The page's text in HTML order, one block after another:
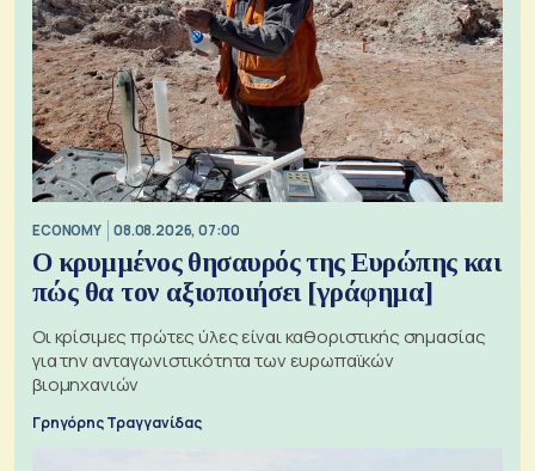
ECONOMY 08.08.2026, 07:00
Ο κρυμμένος θησαυρός της Ευρώπης και
πώς θα τον αξιοποιήσει [γράφημα]
Οι κρίσιμες πρώτες ύλες είναι καθοριστικής σημασίας
για την ανταγωνιστικότητα των ευρωπαϊκών
βιομηχανιών
Γρηγόρης Τραγγανίδας